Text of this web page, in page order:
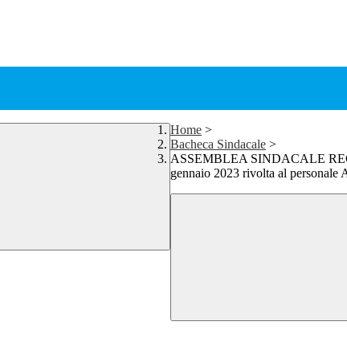
Home >
Bacheca Sindacale >
ASSEMBLEA SINDACALE
gennaio 2023 rivolta al